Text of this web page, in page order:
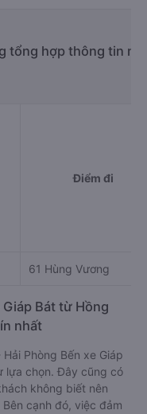
tổng hợp thông tin
Điểm đi
61 Hùng Vương
Bát từ Hồng
nhất
Phòng Bến xe Giáp
lựa chọn. Đây cũng có
không biết nên
cạnh đó, việc đảm